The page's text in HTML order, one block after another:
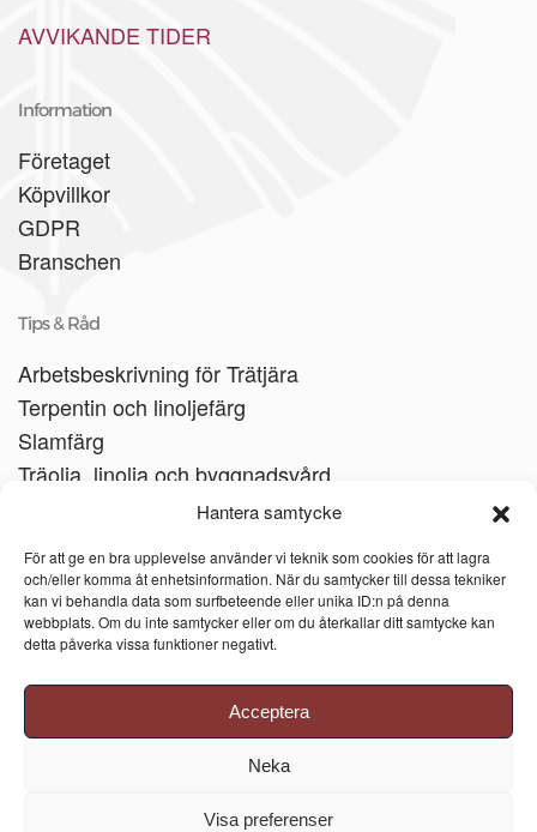
Hantera samtycke
För att ge en bra upplevelse använder vi teknik som cookies för att lagra
och/eller komma åt enhetsinformation. När du samtycker till dessa tekniker
kan vi behandla data som surfbeteende eller unika ID:n på denna
webbplats. Om du inte samtycker eller om du återkallar ditt samtycke kan
detta påverka vissa funktioner negativt.
Acceptera
Neka
Visa preferenser
AVVIKANDE TIDER
Information
Företaget
Köpvillkor
GDPR
Branschen
Tips & Råd
Arbetsbeskrivning för Trätjära
Terpentin och linoljefärg
Slamfärg
Träolja, linolja och byggnadsvård